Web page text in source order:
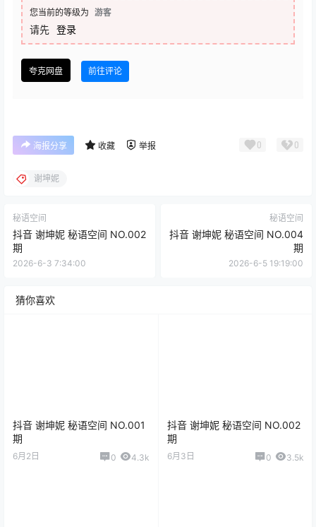
您当前的等级为 游客
请先 登录
夸克网盘 前往评论
海报分享 收藏 举报 0 0
谢坤妮
秘语空间
抖音 谢坤妮 秘语空间 NO.002
期
2026-6-3 7:34:00
秘语空间
抖音 谢坤妮 秘语空间 NO.004
期
2026-6-5 19:19:00
猜你喜欢
抖音 谢坤妮 秘语空间 NO.001
期
6月2日 0 4.3k
抖音 谢坤妮 秘语空间 NO.002
期
6月3日 0 3.5k